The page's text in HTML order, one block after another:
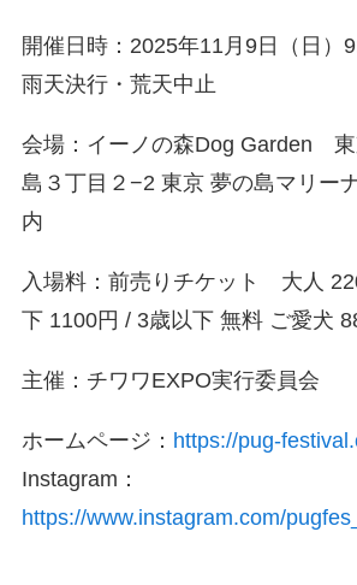
開催日時：2025年11月9日（日
雨天決行・荒天中止
会場：イーノの森Dog Garden
島３丁目２−2 東京 夢の島マリー
内
入場料：前売りチケット 大人
下 1100円 / 3歳以下 無料 ご愛犬
主催：チワワEXPO実行委員会
ホームページ： https://pug-
Instagram：
https://www.instagram.com/